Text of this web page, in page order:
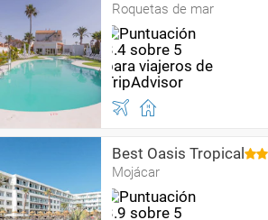
Roquetas de mar
Best Oasis Tropical
Mojácar